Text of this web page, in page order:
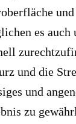
es auch
und die
und
zu